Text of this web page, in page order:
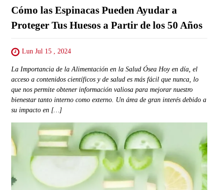
Cómo las Espinacas Pueden Ayudar a
Proteger Tus Huesos a Partir de los 50 Años
Lun Jul 15 , 2024
La Importancia de la Alimentación en la Salud Ósea Hoy en día, el
acceso a contenidos científicos y de salud es más fácil que nunca, lo
que nos permite obtener información valiosa para mejorar nuestro
bienestar tanto interno como externo. Un área de gran interés debido a
su impacto en […]